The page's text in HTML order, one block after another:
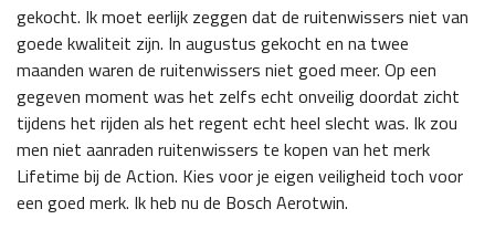
gekocht. Ik moet eerlijk zeggen dat de ruitenwissers niet van
goede kwaliteit zijn. In augustus gekocht en na twee
maanden waren de ruitenwissers niet goed meer. Op een
gegeven moment was het zelfs echt onveilig doordat zicht
tijdens het rijden als het regent echt heel slecht was. Ik zou
men niet aanraden ruitenwissers te kopen van het merk
Lifetime bij de Action. Kies voor je eigen veiligheid toch voor
een goed merk. Ik heb nu de Bosch Aerotwin.